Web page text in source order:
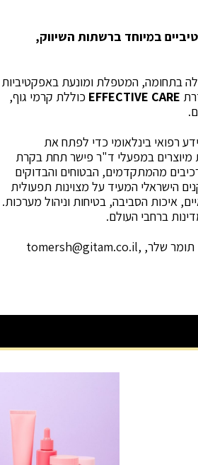
במיוחד ברשתות השיווק,
בתחומה, המטפלת ומונעת באפקטיביות
EFFECTIVE CARE כוללת קרמי גוף,
ניסיון, מחקר וידע רפואי בינלאומי כדי לפתח את
מיוצרים במפעלי ד"ר פישר תחת בקרת
מהמתקדמים, הבטוחים והבדוקים
הישראלי המעיד על מצוינות תפעולית
איכות הסביבה, בטיחות וניהול מערכות.
ברחבי העולם.
tomersh@gitam.co.il,